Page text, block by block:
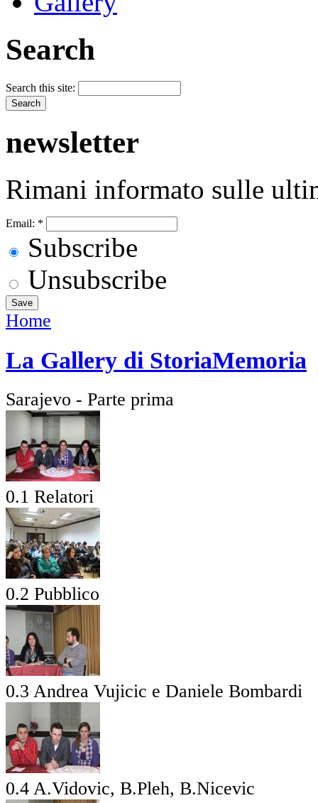
Search
Search this site:
newsletter
Rimani informato sulle
Email: *
Subscribe
Unsubscribe
Home
La Gallery di StoriaMemoria
Sarajevo - Parte prima
0.1 Relatori
0.2 Pubblico
0.3 Andrea Vujicic e Daniele Bombardi
0.4 A.Vidovic, B.Pleh, B.Nicevic